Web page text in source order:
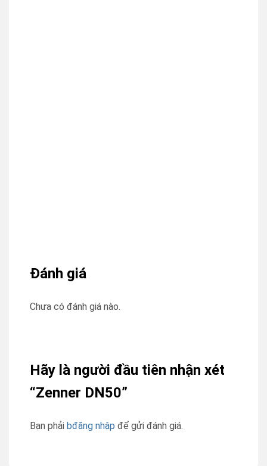
Đánh giá
Chưa có đánh giá nào.
Hãy là người đầu tiên nhận xét
“Zenner DN50”
Bạn phải bđăng nhập để gửi đánh giá.